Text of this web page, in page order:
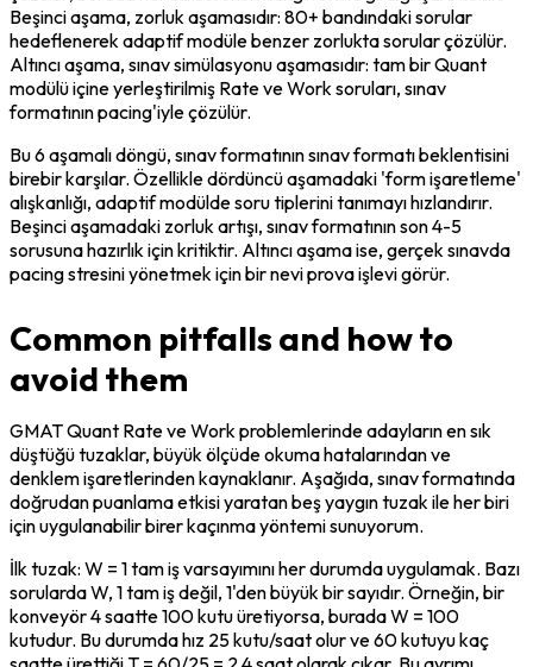
Beşinci aşama, zorluk aşamasıdır: 80+ bandındaki sorular
hedeflenerek adaptif modüle benzer zorlukta sorular çözülür.
Altıncı aşama, sınav simülasyonu aşamasıdır: tam bir Quant
modülü içine yerleştirilmiş Rate ve Work soruları, sınav
formatının pacing'iyle çözülür.
Bu 6 aşamalı döngü, sınav formatının sınav formatı beklentisini
birebir karşılar. Özellikle dördüncü aşamadaki 'form işaretleme'
alışkanlığı, adaptif modülde soru tiplerini tanımayı hızlandırır.
Beşinci aşamadaki zorluk artışı, sınav formatının son 4-5
sorusuna hazırlık için kritiktir. Altıncı aşama ise, gerçek sınavda
pacing stresini yönetmek için bir nevi prova işlevi görür.
Common pitfalls and how to
avoid them
GMAT Quant Rate ve Work problemlerinde adayların en sık
düştüğü tuzaklar, büyük ölçüde okuma hatalarından ve
denklem işaretlerinden kaynaklanır. Aşağıda, sınav formatında
doğrudan puanlama etkisi yaratan beş yaygın tuzak ile her biri
için uygulanabilir birer kaçınma yöntemi sunuyorum.
İlk tuzak: W = 1 tam iş varsayımını her durumda uygulamak. Bazı
sorularda W, 1 tam iş değil, 1'den büyük bir sayıdır. Örneğin, bir
konveyör 4 saatte 100 kutu üretiyorsa, burada W = 100
kutudur. Bu durumda hız 25 kutu/saat olur ve 60 kutuyu kaç